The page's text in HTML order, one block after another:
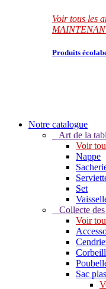
Voir tous les
Produits
Notre catalogue
Art de la
Voir
Nappe
Set
Collecte
Voir
Sac